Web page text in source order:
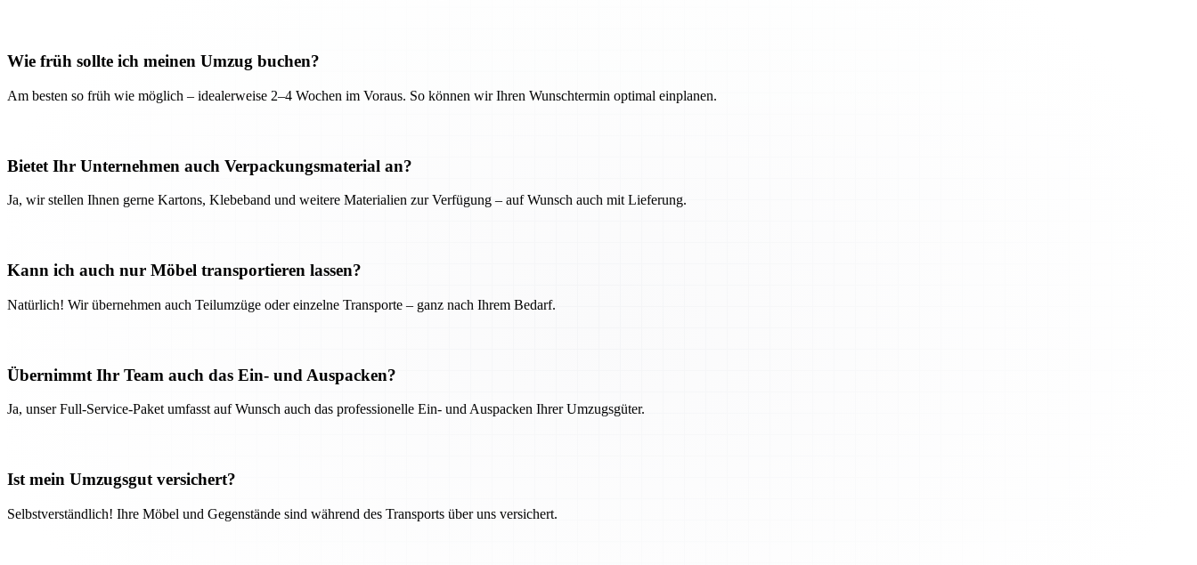
Wie früh sollte ich meinen Umzug buchen?
Am besten so früh wie möglich – idealerweise 2–4 Wochen im Voraus. So können wir Ihren Wunschtermin optimal einplanen.
Bietet Ihr Unternehmen auch Verpackungsmaterial an?
Ja, wir stellen Ihnen gerne Kartons, Klebeband und weitere Materialien zur Verfügung – auf Wunsch auch mit Lieferung.
Kann ich auch nur Möbel transportieren lassen?
Natürlich! Wir übernehmen auch Teilumzüge oder einzelne Transporte – ganz nach Ihrem Bedarf.
Übernimmt Ihr Team auch das Ein- und Auspacken?
Ja, unser Full-Service-Paket umfasst auf Wunsch auch das professionelle Ein- und Auspacken Ihrer Umzugsgüter.
Ist mein Umzugsgut versichert?
Selbstverständlich! Ihre Möbel und Gegenstände sind während des Transports über uns versichert.